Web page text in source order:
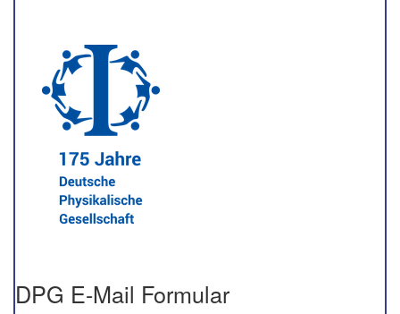
DPG E-Mail Formular